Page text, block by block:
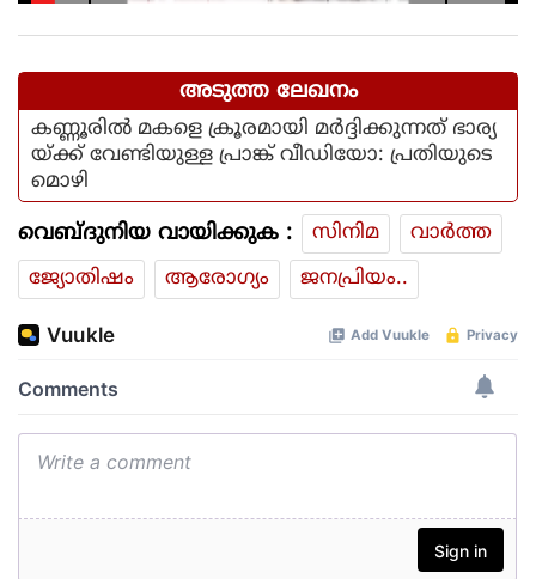
അടുത്ത ലേഖനം
കണ്ണൂരില്‍ മകളെ ക്രൂരമായി മര്‍ദ്ദിക്കുന്നത് ഭാര്യ
യ്ക്ക് വേണ്ടിയുള്ള പ്രാങ്ക് വീഡിയോ: പ്രതിയുടെ
മൊഴി
വെബ്ദുനിയ വായിക്കുക : സിനിമ
വാര്‍ത്ത
ജ്യോതിഷം
ആരോഗ്യം ജനപ്രിയം..